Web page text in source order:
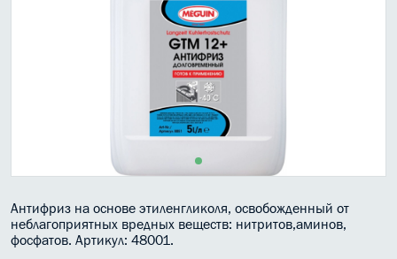
ИНДУСТРИАЛЬНЫЕ МАСЛА
АВТО КОСМЕТИКА
Антифриз на основе этиленгликоля, освобожденный от
неблагоприятных вредных веществ: нитритов,аминов,
фосфатов. Артикул: 48001.